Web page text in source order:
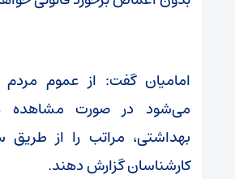
امامیان گفت: از عموم
می‌شود در صورت مشاهده
کارشناسان گزارش دهند.